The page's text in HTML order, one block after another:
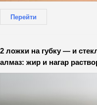
Перейти
2 ложки на губку — и
алмаз: жир и нагар